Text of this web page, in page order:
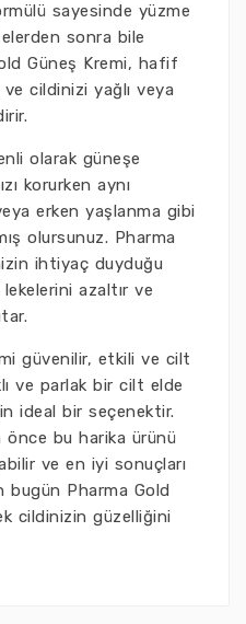
sayesinde yüzme
sonra bile
Güneş Kremi, hafif
cildinizi yağlı veya
olarak güneşe
korurken aynı
erken yaşlanma gibi
olursunuz. Pharma
ihtiyaç duyduğu
azaltır ve
güvenilir, etkili ve cilt
ve parlak bir cilt elde
ideal bir seçenektir.
önce bu harika ürünü
ve en iyi sonuçları
bugün Pharma Gold
cildinizin güzelliğini